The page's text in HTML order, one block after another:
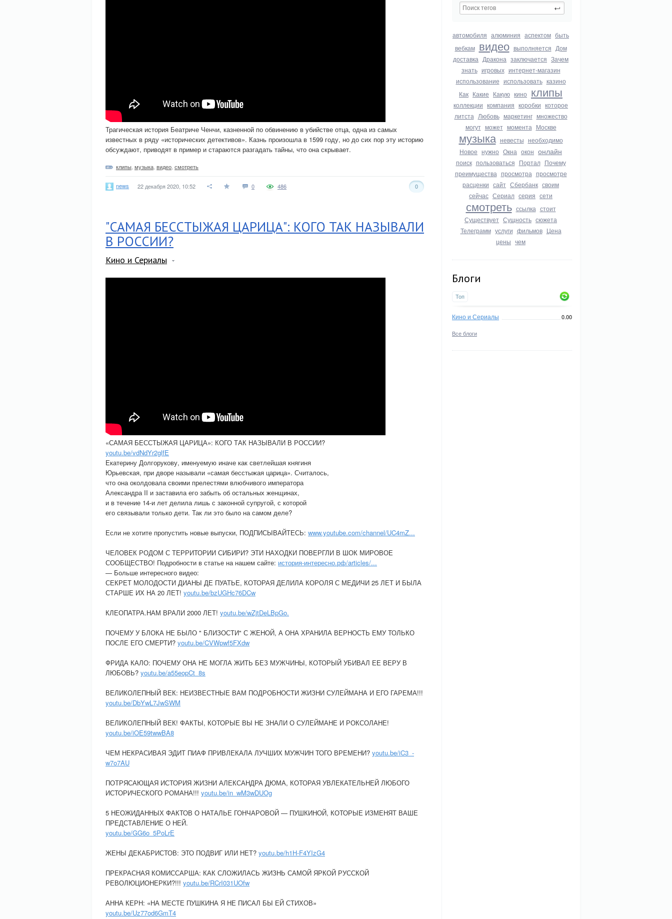
автомобиля алюминия аспектом быть
вебкам видео выполняется Дом
доставка Дракона заключается Зачем
знать игровых интернет-магазин
использование использовать казино
Как Какие Какую кино клипы
коллекции компания коробки которое
литста Любовь маркетинг множество
могут может момента Москве
музыка невесты необходимо
Новое нужно Окна окон онлайн
поиск пользоваться Портал Почему
преимущества просмотра просмотре
расценки сайт Сбербанк своим
сейчас Сериал серия сети
смотреть ссылка стоит
Существует Сущность сюжета
Телеграмм услуги фильмов Цена
цены чем
Блоги
Топ
Кино и Сериалы 0.00
Все блоги
Трагическая история Беатриче Ченчи, казненной по обвинению в убийстве отца, одна из самых
известных в ряду «исторических детективов». Казнь произошла в 1599 году, но до сих пор эту историю
обсуждают, приводят в пример и стараются разгадать тайны, что она скрывает.
клипы музыка видео смотреть
news 22 декабря 2020, 10:52 0 0
486
"САМАЯ БЕССТЫЖАЯ ЦАРИЦА": КОГО ТАК НАЗЫВАЛИ
В РОССИИ?
Кино и Сериалы
«САМАЯ БЕССТЫЖАЯ ЦАРИЦА»: КОГО ТАК НАЗЫВАЛИ В РОССИИ?
youtu.be/vdNdYr2glfE
Екатерину Долгорукову, именуемую иначе как светлейшая княгиня
Юрьевская, при дворе называли «самая бесстыжая царица». Считалось,
что она околдовала своими прелестями влюбчивого императора
Александра II и заставила его забыть об остальных женщинах,
и в течение 14-и лет делила лишь с законной супругой, с которой
его связывали только дети. Так ли это было на самом деле?
Если не хотите пропустить новые выпуски, ПОДПИСЫВАЙТЕСЬ: www.youtube.com/channel/UC4mZ...
ЧЕЛОВЕК РОДОМ С ТЕРРИТОРИИ СИБИРИ? ЭТИ НАХОДКИ ПОВЕРГЛИ В ШОК МИРОВОЕ
СООБЩЕСТВО! Подробности в статье на нашем сайте: история-интересно.рф/articles/...
— Больше интересного видео:
СЕКРЕТ МОЛОДОСТИ ДИАНЫ ДЕ ПУАТЬЕ, КОТОРАЯ ДЕЛИЛА КОРОЛЯ С МЕДИЧИ 25 ЛЕТ И БЫЛА
СТАРШЕ ИХ НА 20 ЛЕТ! youtu.be/bzUGHc76DCw
КЛЕОПАТРА.НАМ ВРАЛИ 2000 ЛЕТ! youtu.be/wZjtDeLBpGo.
ПОЧЕМУ У БЛОКА НЕ БЫЛО " БЛИЗОСТИ" С ЖЕНОЙ, А ОНА ХРАНИЛА ВЕРНОСТЬ ЕМУ ТОЛЬКО
ПОСЛЕ ЕГО СМЕРТИ? youtu.be/CVWpwf5FXdw
ФРИДА КАЛО: ПОЧЕМУ ОНА НЕ МОГЛА ЖИТЬ БЕЗ МУЖЧИНЫ, КОТОРЫЙ УБИВАЛ ЕЕ ВЕРУ В
ЛЮБОВЬ? youtu.be/a55eopCt_8s
ВЕЛИКОЛЕПНЫЙ ВЕК: НЕИЗВЕСТНЫЕ ВАМ ПОДРОБНОСТИ ЖИЗНИ СУЛЕЙМАНА И ЕГО ГАРЕМА!!!
youtu.be/DbYwL7JwSWM
ВЕЛИКОЛЕПНЫЙ ВЕК! ФАКТЫ, КОТОРЫЕ ВЫ НЕ ЗНАЛИ О СУЛЕЙМАНЕ И РОКСОЛАНЕ!
youtu.be/iOE59twwBA8
ЧЕМ НЕКРАСИВАЯ ЭДИТ ПИАФ ПРИВЛЕКАЛА ЛУЧШИХ МУЖЧИН ТОГО ВРЕМЕНИ? youtu.be/iC3_-
w7o7AU
ПОТРЯСАЮЩАЯ ИСТОРИЯ ЖИЗНИ АЛЕКСАНДРА ДЮМА, КОТОРАЯ УВЛЕКАТЕЛЬНЕЙ ЛЮБОГО
ИСТОРИЧЕСКОГО РОМАНА!!! youtu.be/in_wM3wDUOg
5 НЕОЖИДАННЫХ ФАКТОВ О НАТАЛЬЕ ГОНЧАРОВОЙ — ПУШКИНОЙ, КОТОРЫЕ ИЗМЕНЯТ ВАШЕ
ПРЕДСТАВЛЕНИЕ О НЕЙ.
youtu.be/GG6o_5PoLrE
ЖЕНЫ ДЕКАБРИСТОВ: ЭТО ПОДВИГ ИЛИ НЕТ? youtu.be/h1H-F4YIzG4
ПРЕКРАСНАЯ КОМИССАРША: КАК СЛОЖИЛАСЬ ЖИЗНЬ САМОЙ ЯРКОЙ РУССКОЙ
РЕВОЛЮЦИОНЕРКИ?!!! youtu.be/RCrI031UOfw
АННА КЕРН: «НА МЕСТЕ ПУШКИНА Я НЕ ПИСАЛ БЫ ЕЙ СТИХОВ»
youtu.be/Uz77od6GmT4